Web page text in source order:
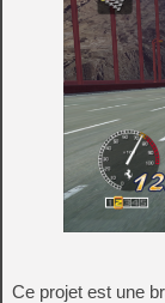
Ce projet est une